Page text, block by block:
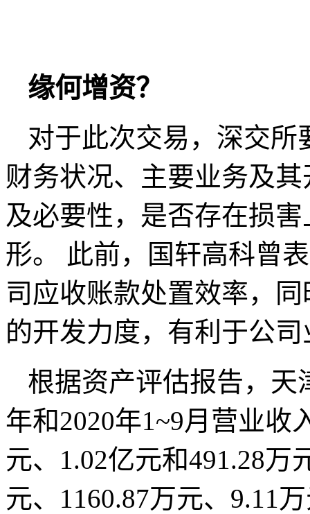
缘何增资？
对于此次交易，深交
财务状况、主要业务及
及必要性，是否存在损
形。 此前，国轩高科曾
司应收账款处置效率，
的开发力度，有利于公
根据资产评估报告，天
年和2020年1~9月营业收
元、1.02亿元和491.28万
元、1160.87万元、9.11